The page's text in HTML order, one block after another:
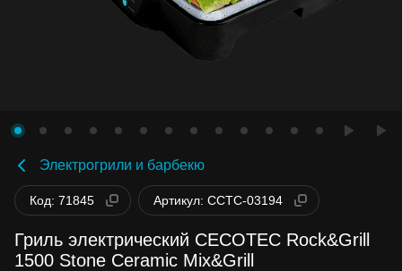
Электрогрили и барбекю
Код: 71845 Артикул: CCTC-03194
Гриль электрический CECOTEC Rock&Grill
1500 Stone Ceramic Mix&Grill